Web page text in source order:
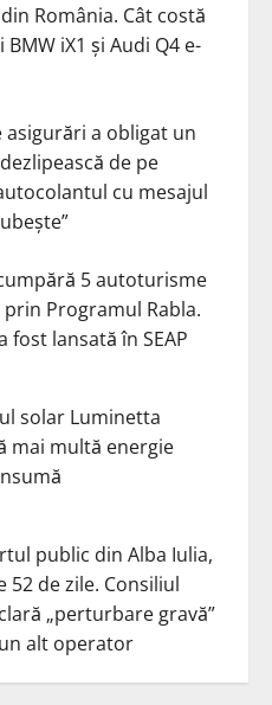
România. Cât costă
iX1 și Audi Q4 e-
asigurări a obligat un
de pe
cu mesajul
5 autoturisme
Programul Rabla.
fost lansată în SEAP
solar Luminetta
mai multă energie
public din Alba Iulia,
52 de zile. Consiliul
„perturbare gravă”
alt operator